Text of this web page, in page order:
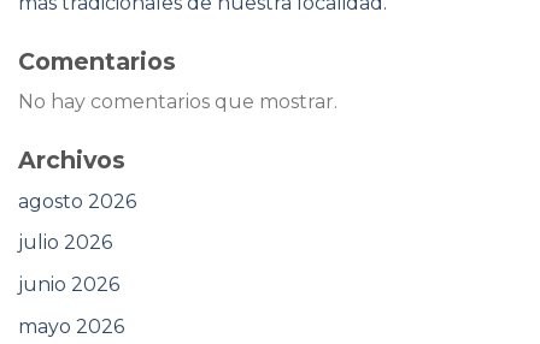
Comentarios
No hay comentarios que mostrar.
Archivos
agosto 2026
julio 2026
junio 2026
mayo 2026